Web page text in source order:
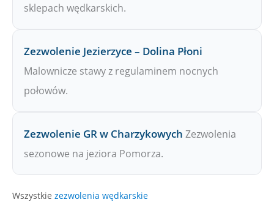
sklepach wędkarskich.
Zezwolenie Jezierzyce – Dolina Płoni
Malownicze stawy z regulaminem nocnych
połowów.
Zezwolenie GR w Charzykowych Zezwolenia
sezonowe na jeziora Pomorza.
Wszystkie zezwolenia wędkarskie